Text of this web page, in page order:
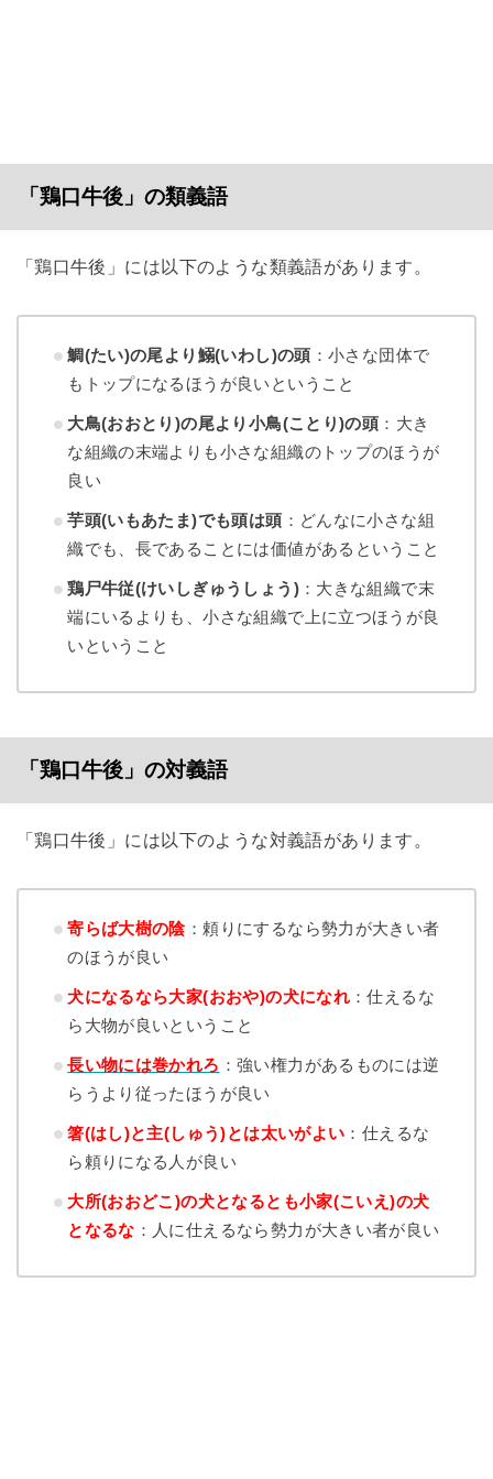
「鶏口牛後」の類義語
「鶏口牛後」には以下のような類義語があります。
鯛(たい)の尾より鰯(いわし)の頭 ：小さな団体で
もトップになるほうが良いということ
大鳥(おおとり)の尾より小鳥(ことり)の頭 ：大き
な組織の末端よりも小さな組織のトップのほうが
良い
芋頭(いもあたま)でも頭は頭 ：どんなに小さな組
織でも、長であることには価値があるということ
鶏尸牛従(けいしぎゅうしょう)：大きな組織で末
端にいるよりも、小さな組織で上に立つほうが良
いということ
「鶏口牛後」の対義語
「鶏口牛後」には以下のような対義語があります。
寄らば大樹の陰：頼りにするなら勢力が大きい者
のほうが良い
犬になるなら大家(おおや)の犬になれ：仕えるな
ら大物が良いということ
長い物には巻かれろ ：強い権力があるものには逆
らうより従ったほうが良い
箸(はし)と主(しゅう)とは太いがよい ：仕えるな
ら頼りになる人が良い
大所(おおどこ)の犬となるとも小家(こいえ)の犬
となるな ：人に仕えるなら勢力が大きい者が良い